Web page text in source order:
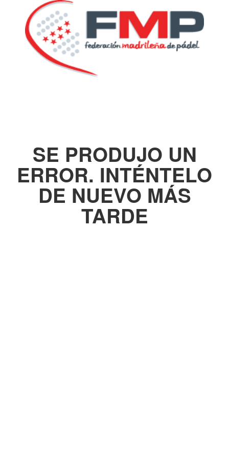
SE PRODUJO UN
ERROR. INTÉNTELO
DE NUEVO MÁS
TARDE